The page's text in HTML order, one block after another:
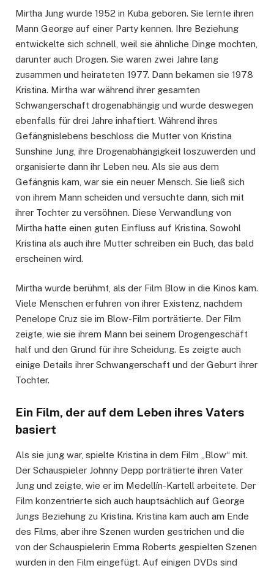
Mirtha Jung wurde 1952 in Kuba geboren. Sie lernte ihren
Mann George auf einer Party kennen. Ihre Beziehung
entwickelte sich schnell, weil sie ähnliche Dinge mochten,
darunter auch Drogen. Sie waren zwei Jahre lang
zusammen und heirateten 1977. Dann bekamen sie 1978
Kristina. Mirtha war während ihrer gesamten
Schwangerschaft drogenabhängig und wurde deswegen
ebenfalls für drei Jahre inhaftiert. Während ihres
Gefängnislebens beschloss die Mutter von Kristina
Sunshine Jung, ihre Drogenabhängigkeit loszuwerden und
organisierte dann ihr Leben neu. Als sie aus dem
Gefängnis kam, war sie ein neuer Mensch. Sie ließ sich
von ihrem Mann scheiden und versuchte dann, sich mit
ihrer Tochter zu versöhnen. Diese Verwandlung von
Mirtha hatte einen guten Einfluss auf Kristina. Sowohl
Kristina als auch ihre Mutter schreiben ein Buch, das bald
erscheinen wird.
Mirtha wurde berühmt, als der Film Blow in die Kinos kam.
Viele Menschen erfuhren von ihrer Existenz, nachdem
Penelope Cruz sie im Blow-Film porträtierte. Der Film
zeigte, wie sie ihrem Mann bei seinem Drogengeschäft
half und den Grund für ihre Scheidung. Es zeigte auch
einige Details ihrer Schwangerschaft und der Geburt ihrer
Tochter.
Ein Film, der auf dem Leben ihres Vaters
basiert
Als sie jung war, spielte Kristina in dem Film „Blow“ mit.
Der Schauspieler Johnny Depp porträtierte ihren Vater
Jung und zeigte, wie er im Medellín-Kartell arbeitete. Der
Film konzentrierte sich auch hauptsächlich auf George
Jungs Beziehung zu Kristina. Kristina kam auch am Ende
des Films, aber ihre Szenen wurden gestrichen und die
von der Schauspielerin Emma Roberts gespielten Szenen
wurden in den Film eingefügt. Auf einigen DVDs sind